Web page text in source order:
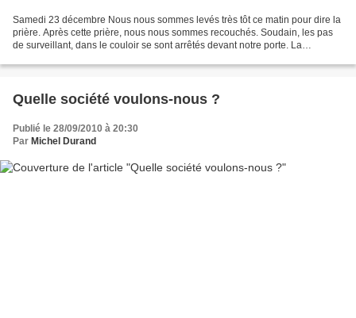
Samedi 23 décembre Nous nous sommes levés très tôt ce matin pour dire la
prière. Après cette prière, nous nous sommes recouchés. Soudain, les pas
de surveillant, dans le couloir se sont arrêtés devant notre porte. La
Quelle société voulons-nous ?
Publié le 28/09/2010 à 20:30
Par Michel Durand